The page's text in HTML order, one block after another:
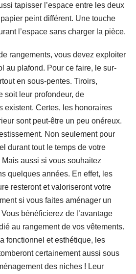
tapisser l’espace entre les deux
peint différent. Une touche
l’espace sans charger la pièce.
rangements, vous devez exploiter
au plafond. Pour ce faire, le sur-
en sous-pentes. Tiroirs,
leur profondeur, de
existent. Certes, les honoraires
sont peut-être un peu onéreux.
Non seulement pour
durant tout le temps de votre
aussi si vous souhaitez
quelques années. En effet, les
resteront et valoriseront votre
si vous faites aménager un
bénéficierez de l’avantage
au rangement de vos vêtements.
fonctionnel et esthétique, les
certainement aussi sous
des niches ! Leur